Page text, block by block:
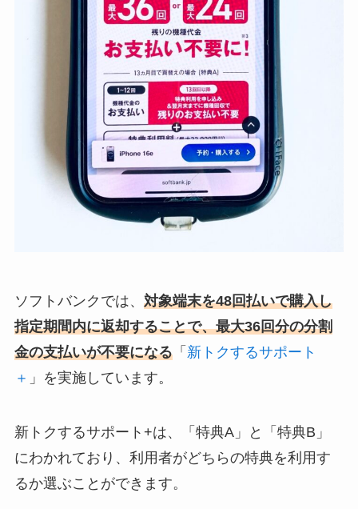
ソフトバンクでは、 対象端末を48回払いで購入し
指定期間内に返却することで、最大36回分の分割
金の支払いが不要になる「 新トクするサポート
＋ 」を実施しています。
新トクするサポート+は、「特典A」と「特典B」
にわかれており、利用者がどちらの特典を利用す
るか選ぶことができます。